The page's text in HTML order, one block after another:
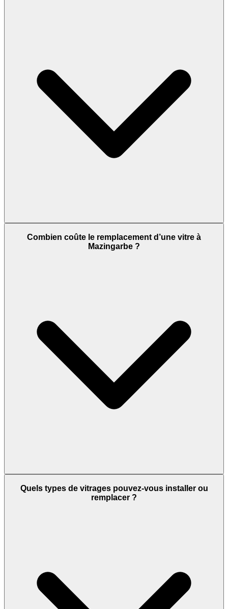
Combien coûte le remplacement d’une vitre à
Mazingarbe ?
Quels types de vitrages pouvez-vous installer ou
remplacer ?